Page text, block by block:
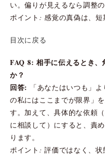
い。偏りが見えるなら調整
ポイント: 感覚の真偽は、短
目次に戻る
FAQ 8: 相手に伝えるとき
か？
回答:
「あなたはいつも」
の私にはここまでが限界」
す。加えて、具体的な依頼
に相談して）にすると、責
ります。
ポイント: 評価ではなく、状